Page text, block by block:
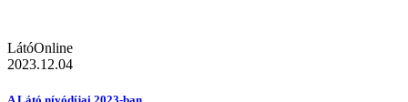
LátóOnline
2023.12.04